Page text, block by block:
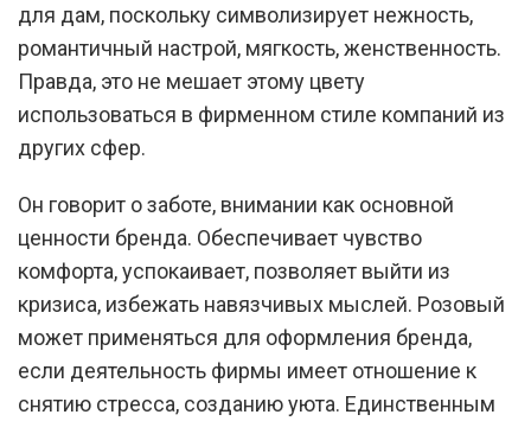
для дам, поскольку символизирует нежность,
романтичный настрой, мягкость, женственность.
Правда, это не мешает этому цвету
использоваться в фирменном стиле компаний из
других сфер.
Он говорит о заботе, внимании как основной
ценности бренда. Обеспечивает чувство
комфорта, успокаивает, позволяет выйти из
кризиса, избежать навязчивых мыслей. Розовый
может применяться для оформления бренда,
если деятельность фирмы имеет отношение к
снятию стресса, созданию уюта. Единственным